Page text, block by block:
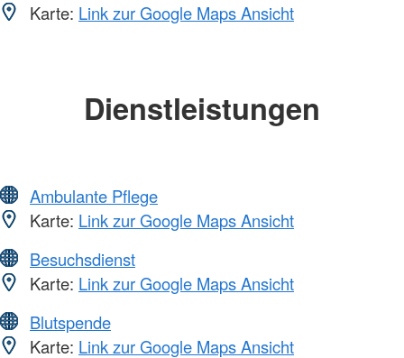
Karte: Link zur Google Maps Ansicht
Dienstleistungen
Ambulante Pflege
Karte: Link zur Google Maps Ansicht
Besuchsdienst
Karte: Link zur Google Maps Ansicht
Blutspende
Karte: Link zur Google Maps Ansicht